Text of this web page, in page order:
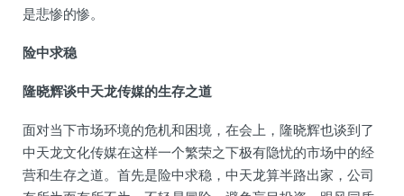
是悲惨的惨。
险中求稳
隆晓辉谈中天龙传媒的生存之道
面对当下市场环境的危机和困境，在会上，隆晓辉也谈到了
中天龙文化传媒在这样一个繁荣之下极有隐忧的市场中的经
营和生存之道。首先是险中求稳，中天龙算半路出家，公司